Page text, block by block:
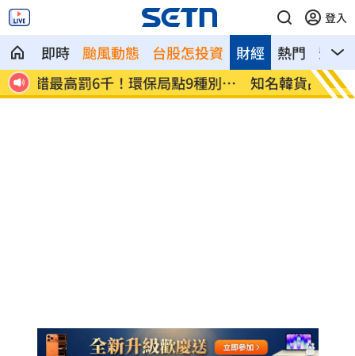
登入
即時 颱風動態 台股怎投資 熱門 影音
財經
回
知名韓貨品牌爆解散 合夥人鬧翻遭控侵
占
歉了